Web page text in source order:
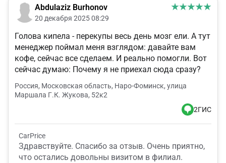
Abdulaziz Burhonov
20 декабря 2025 08:29
Голова кипела - перекупы весь день мозг ели. А тут
менеджер поймал меня взглядом: давайте вам
кофе, сейчас все сделаем. И реально помогли. Вот
сейчас думаю: Почему я не приехал сюда сразу?
Россия, Московская область, Наро-Фоминск, улица
Маршала Г.К. Жукова, 52к2
2ГИС
CarPrice
Здравствуйте. Спасибо за отзыв. Очень приятно,
что остались довольны визитом в филиал.